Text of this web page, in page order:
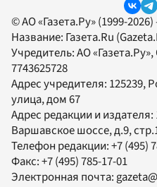
© АО «Газета.Ру» (1999-
Название: Газета.Ru
Учредитель:АО «Газета.Ру»,
7743625728
Адрес учредителя: 125239,
улица, дом 67
Адрес редакции и издателя:
Варшавское шоссе, д.9,
Телефон редакции:+7 (495)
Факс:+7 (495) 785-17-01
Электронная почта: